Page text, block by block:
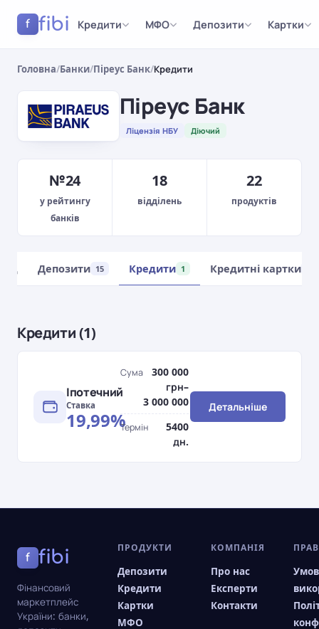
f fibi Кредити МФО Депозити Картки
Головна/Банки/Піреус Банк/Кредити
Піреус Банк
Ліцензія НБУ Діючий
№24
у рейтингу
банків
18
відділень
22
продуктів
Депозити 15 Кредити 1 Кредитні картки
Кредити (1)
Іпотечний
Ставка
19,99%
Сума
300 000
грн–
3 000 000
Термін
5400
дн.
Детальніше
f fibi
Фінансовий
маркетплейс
України: банки,
ПРОДУКТИ
Депозити
Кредити
Картки
МФО
КОМПАНІЯ
Про нас
Експерти
Контакти